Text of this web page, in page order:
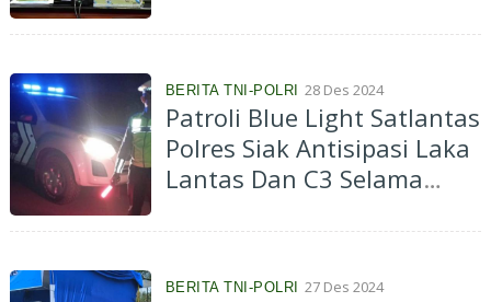
Pekanbaru
BERITA TNI-POLRI 28 Des 2024
Patroli Blue Light Satlantas
Polres Siak Antisipasi Laka
Lantas Dan C3 Selama
BERITA TNI-POLRI 27 Des 2024